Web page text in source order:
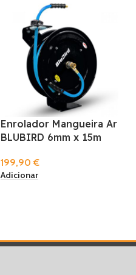
Enrolador Mangueira Ar
BLUBIRD 6mm x 15m
199,90€
Adicionar